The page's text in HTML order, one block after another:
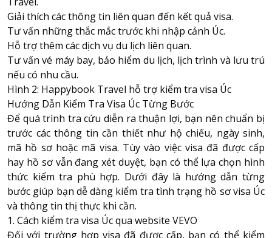
Giải thích các thông tin liên quan đến kết quả visa.
Tư vấn những thắc mắc trước khi nhập cảnh Úc.
Hỗ trợ thêm các dịch vụ du lịch liên quan.
Tư vấn vé máy bay, bảo hiểm du lịch, lịch trình và lưu trú
nếu có nhu cầu.
Hình 2: Happybook Travel hỗ trợ kiểm tra visa Úc
Hướng Dẫn Kiểm Tra Visa Úc Từng Bước
Để quá trình tra cứu diễn ra thuận lợi, bạn nên chuẩn bị
trước các thông tin cần thiết như hộ chiếu, ngày sinh,
mã hồ sơ hoặc mã visa. Tùy vào việc visa đã được cấp
hay hồ sơ vẫn đang xét duyệt, bạn có thể lựa chọn hình
thức kiểm tra phù hợp. Dưới đây là hướng dẫn từng
bước giúp bạn dễ dàng kiểm tra tình trạng hồ sơ visa Úc
và thông tin thị thực khi cần.
1. Cách kiểm tra visa Úc qua website VEVO
Đối với trường hợp visa đã được cấp, bạn có thể kiểm